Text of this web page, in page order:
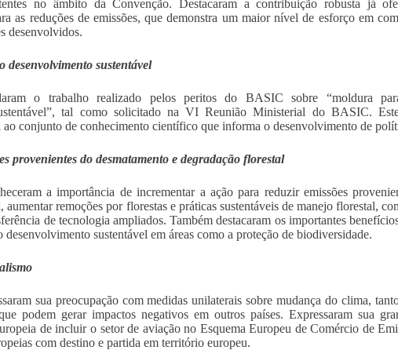
no âmbito da Convenção. Destacaram a contribuição robusta já
as reduções de emissões, que demonstra um maior nível de esforço em
desenvolvidos.
desenvolvimento sustentável
o trabalho realizado pelos peritos do BASIC sobre “moldura
tal como solicitado na VI Reunião Ministerial do BASIC.
conjunto de conhecimento científico que informa o desenvolvimento de
provenientes do desmatamento e degradação florestal
a importância de incrementar a ação para reduzir emissões
aumentar remoções por florestas e práticas sustentáveis de manejo florestal,
de tecnologia ampliados. Também destacaram os importantes
desenvolvimento sustentável em áreas como a proteção de biodiversidade.
sua preocupação com medidas unilaterais sobre mudança do clima,
podem gerar impactos negativos em outros países. Expressaram sua
de incluir o setor de aviação no Esquema Europeu de Comércio de
com destino e partida em território europeu.